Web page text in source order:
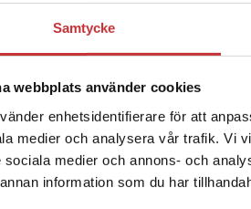
Samtycke
webbplats använder cookies
enhetsidentifierare för att
medier och analysera vår trafik. Vi
sociala medier och annons- och
information som du har
Det verkar
enhet
Sverige.
1
mån
Svalan